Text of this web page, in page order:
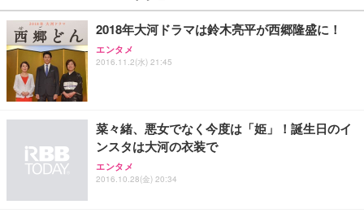
￥27,999
Sezlife オフィスチェア デスクチェア 疲れない テレ
ョン PCチェア 通気性メッシュ ゲーミング/勉強/事
務用 おしゃれ パソコンチェア (ブラック)
Sezlife オフィスチェア デスクチェア 疲れない テレ
ワーク チェア 強化バックレスト 30度ロッキング機
能 人間工学 椅子 腰サポート 90度跳ね上げ式アーム
￥109,572
【純正品】27"ゲーミングモニター DualSense 充電
【整備済み品】Dell E2724HS 27インチ 液晶モニタ
ー フルHD（1920×1080）VA 非光沢 HDMI/DisplayP
ort/VGA スピーカー内蔵 高さ調整 スイベル VESA対
￥3,234
ネオ・ルーライフ ネオ・オムツ L 中型犬用 26枚入
Smart Basic(スマートベーシック) 【Amazon.co.jp
限定】 Smart Basic アイリスオーヤマ ペットシーツ
超厚型 お徳用 ワイド 100枚入 (x 1) (ケース販売)
2018年大河ドラマは鈴木亮平が西郷隆盛に！
エンタメ
2016.11.2(水) 21:45
菜々緒、悪女でなく今度は「姫」！誕生日のイ
ンスタは大河の衣装で
エンタメ
2016.10.28(金) 20:34